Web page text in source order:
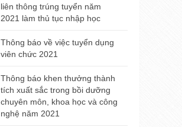
liên thông trúng tuyển năm
2021 làm thủ tục nhập học
Thông báo về việc tuyển dụng
viên chức 2021
Thông báo khen thưởng thành
tích xuất sắc trong bồi dưỡng
chuyên môn, khoa học và công
nghệ năm 2021